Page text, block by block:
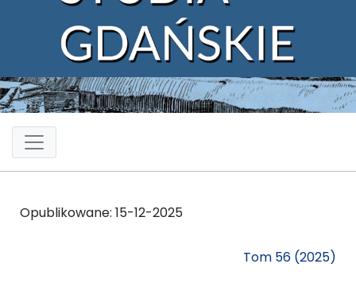
Opublikowane: 15-12-2025
Tom 56 (2025)